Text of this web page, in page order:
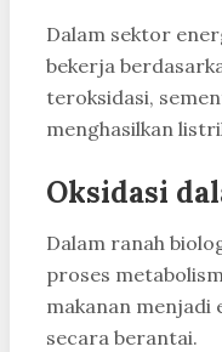
Dalam sektor
bekerja
teroksidasi,
menghasilkan
Oksidasi
Dalam ranah
proses
makanan menjadi
secara berantai.